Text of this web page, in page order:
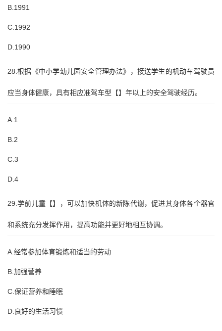
B.1991
C.1992
D.1990
28.根据《中小学幼儿园安全管理办法》，接送学生的机动车驾驶员
应当身体健康，具有相应准驾车型【】年以上的安全驾驶经历。
A.1
B.2
C.3
D.4
29.学前儿童【】，可以加快机体的新陈代谢，促进其身体各个器官
和系统充分发挥作用，提高功能并更好地相互协调。
A.经常参加体育锻炼和适当的劳动
B.加强营养
C.保证营养和睡眠
D.良好的生活习惯